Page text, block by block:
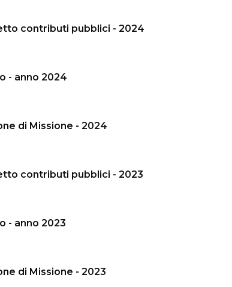
contributi pubblici - 2024
- anno 2024
di Missione - 2024
contributi pubblici - 2023
- anno 2023
di Missione - 2023